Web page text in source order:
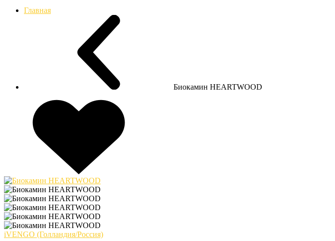
Главная
Биокамин HEARTWOOD
iVENGO (Голландия/Россия)